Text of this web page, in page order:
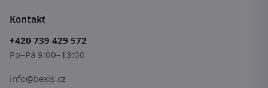
Kontakt
+420 739 429 572
Po–Pá 9:00–13:00
info@bexis.cz